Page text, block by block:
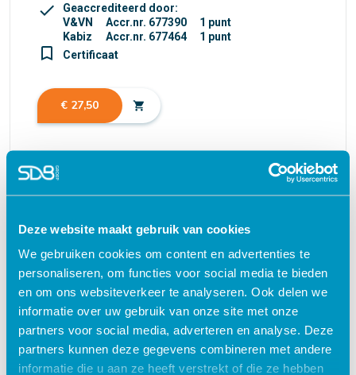
Deze website maakt gebruik van cookies
We gebruiken cookies om content en advertenties te
personaliseren, om functies voor social media te bieden
en om ons websiteverkeer te analyseren. Ook delen we
informatie over uw gebruik van onze site met onze
partners voor social media, adverteren en analyse. Deze
partners kunnen deze gegevens combineren met andere
informatie die u aan ze heeft verstrekt of die ze hebben
check
Geaccrediteerd door:
V&VN
Accr.nr. 677390
1 punt
Kabiz
Accr.nr. 677464 1 punt
turned_in_not Certificaat
€ 27,50 shopping_cart
e-learning?
Flexibel – leer op je eigen manier en tempo
Praktijkgericht – ontwikkeld samen met
zorgprofessionals
Interactieve en aantrekkelijke leermethoden